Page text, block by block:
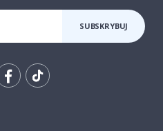
SUBSKRYBUJ